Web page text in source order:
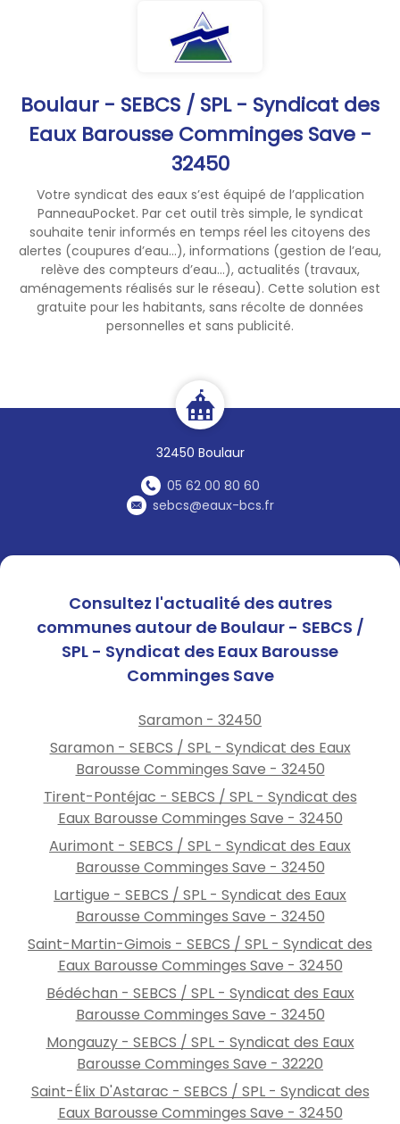
Boulaur - SEBCS / SPL - Syndicat des
Eaux Barousse Comminges Save -
32450
Votre syndicat des eaux s’est équipé de l’application
PanneauPocket. Par cet outil très simple, le syndicat
souhaite tenir informés en temps réel les citoyens des
alertes (coupures d’eau...), informations (gestion de l’eau,
relève des compteurs d’eau...), actualités (travaux,
aménagements réalisés sur le réseau). Cette solution est
gratuite pour les habitants, sans récolte de données
personnelles et sans publicité.
32450 Boulaur
05 62 00 80 60
sebcs@eaux-bcs.fr
préfectoral, nous vous
rappelons quelques règles de
bon sens pour que chaque
économies d’eau nous
permette, ensemble, de
préserver notre ressource en
quantité et en qualité.
Faites la chasse aux fuites
(contrôlez régulièrement la
consommation d’eau à votre
compteur individuel)
Ne laissez pas l’eau couler en
continu
Préférez les douches rapides
matin tôt ou le soir après 20
espaces verts
Lavez votre véhicule dans une
station de lavage
préfectoraux.
Retrouvez les arrêtés
préfectoraux et des conseils
d’économie d’eau sur :
rubriques : eau\ressources en
eau et eau\avis de
perturbation
Consultez l'actualité des autres
communes autour de Boulaur - SEBCS /
SPL - Syndicat des Eaux Barousse
Comminges Save
Saramon - 32450
Saramon - SEBCS / SPL - Syndicat des Eaux
Barousse Comminges Save - 32450
Tirent-Pontéjac - SEBCS / SPL - Syndicat des
Eaux Barousse Comminges Save - 32450
Aurimont - SEBCS / SPL - Syndicat des Eaux
Barousse Comminges Save - 32450
Lartigue - SEBCS / SPL - Syndicat des Eaux
Barousse Comminges Save - 32450
Saint-Martin-Gimois - SEBCS / SPL - Syndicat des
Eaux Barousse Comminges Save - 32450
Bédéchan - SEBCS / SPL - Syndicat des Eaux
Barousse Comminges Save - 32450
Mongauzy - SEBCS / SPL - Syndicat des Eaux
Barousse Comminges Save - 32220
Saint-Élix D'Astarac - SEBCS / SPL - Syndicat des
Eaux Barousse Comminges Save - 32450